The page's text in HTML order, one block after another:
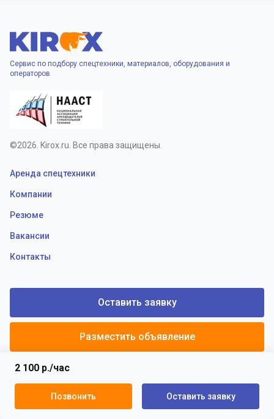
2 100 р./час
Позвонить Оставить заявку
Сервис по подбору спецтехники, материалов, оборудования и
операторов
©2026. Kirox.ru. Все права защищены.
Аренда спецтехники
Компании
Резюме
Вакансии
Контакты
Оставить заявку
Разместить объявление
Пользовательское соглашение